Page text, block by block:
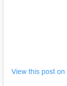
View this post on